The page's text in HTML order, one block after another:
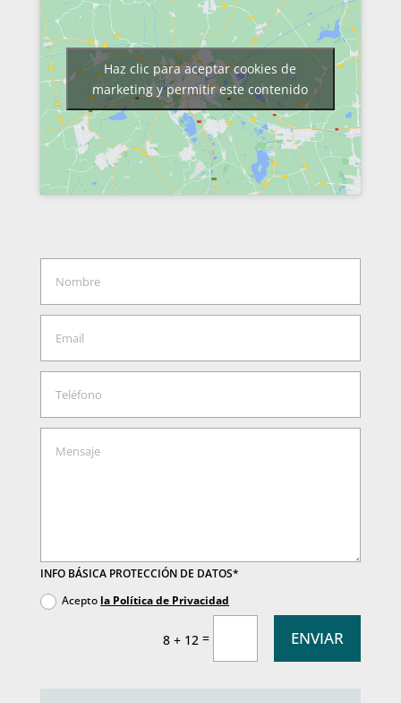
Haz clic para aceptar cookies de
marketing y permitir este contenido
INFO BÁSICA PROTECCIÓN DE DATOS*
Acepto la Política de Privacidad
8 + 12 = ENVIAR